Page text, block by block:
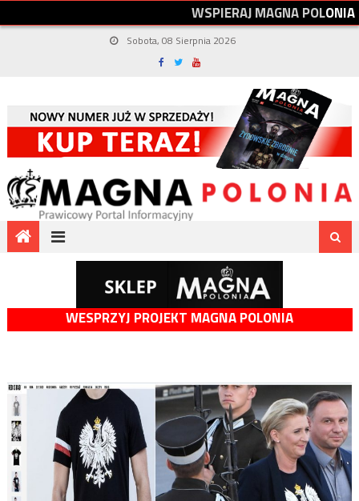
WSPIERAJMAGNAPOLONIA
Sobota, 08 Sierpnia 2026
WESPRZYJ PROJEKT MAGNA POLONIA